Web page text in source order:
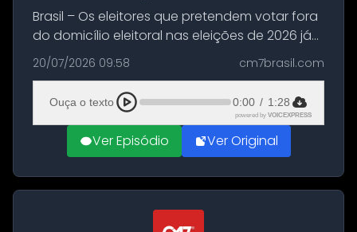
Brasil – Os eleitores que pretendem votar fora
do domicílio eleitoral nas eleições de 2026 já
podem solicitar o voto em trânsito a partir
desta segunda-feira (20). O pedido pode ser
feito até 20 de ag...
20/07/2026 09:58 cm7brasil.com
Ouça o texto 0:00 / 1:28
powered by VOICEXPRESS
Ver Episódio Ver Original